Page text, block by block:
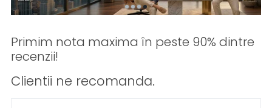
Primim nota maxima în peste 90% dintre
recenzii!
Clientii ne recomanda.